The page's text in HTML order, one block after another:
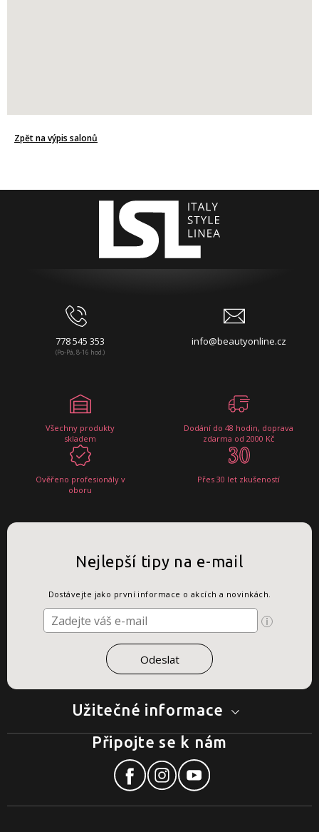
Zpět na výpis salonů
778 545 353
(Po-Pá, 8-16 hod.)
info@beautyonline.cz
Všechny produkty
skladem
Dodání do 48 hodin, doprava
zdarma od 2000 Kč
Ověřeno profesionály v
oboru
Přes 30 let zkušeností
Užitečné informace
Nejlepší tipy na e-mail
Dostávejte jako první informace o akcích a novinkách.
Připojte se k nám